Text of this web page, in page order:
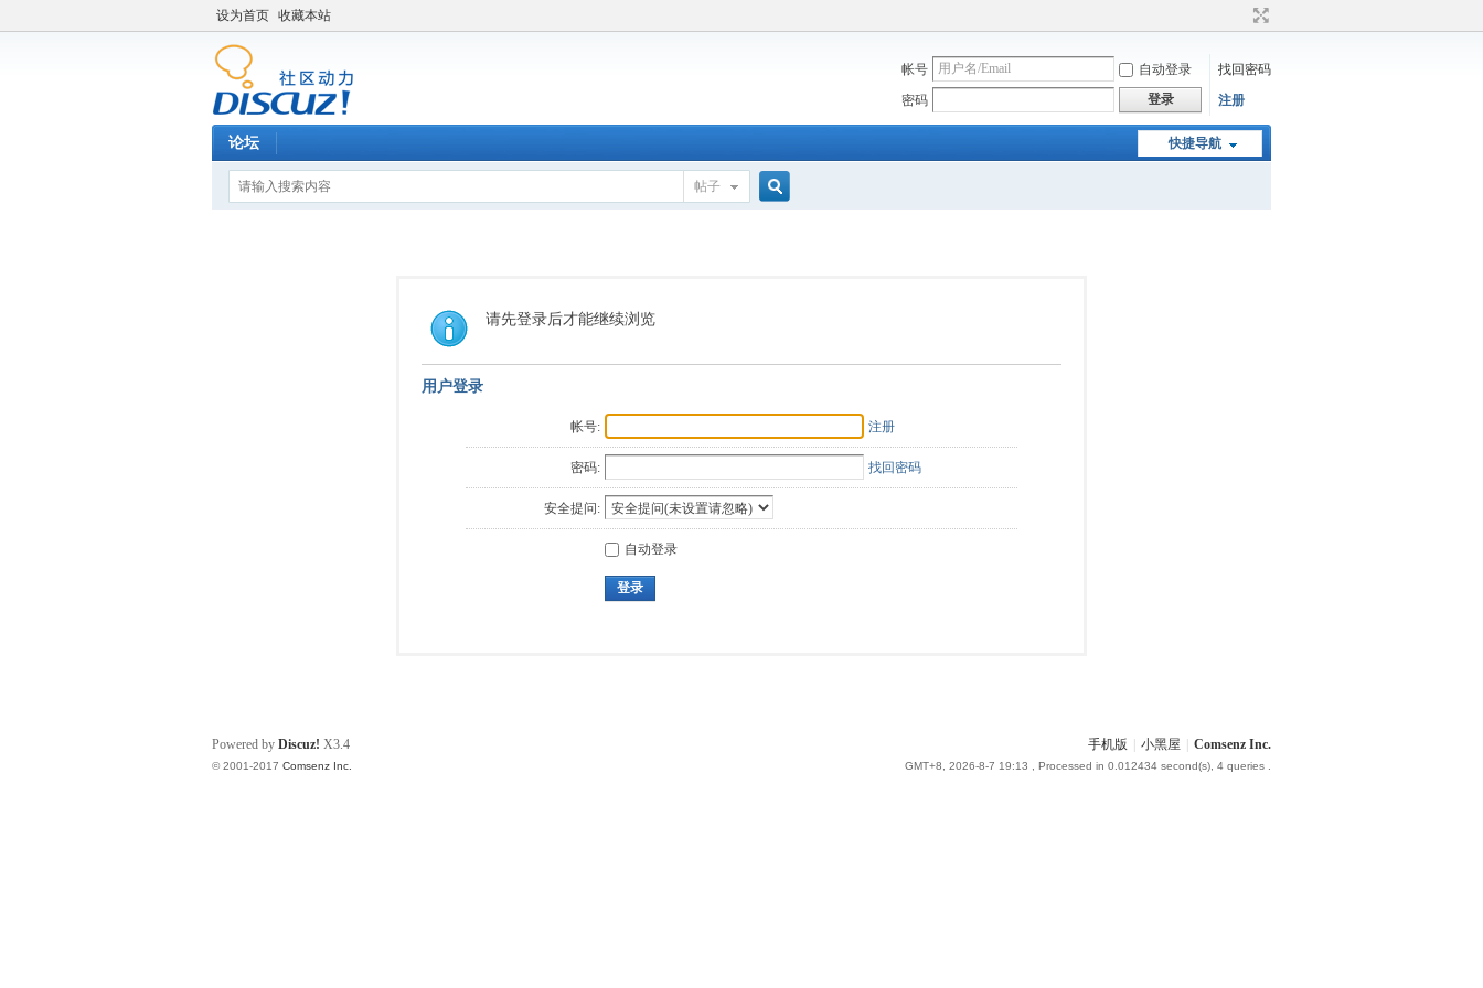
设为首页 收藏本站
帐号 自动登录
找回密码
密码
登录 注册
快捷导航
论坛
帖子
请先登录后才能继续浏览
用户登录
帐号: 注册
密码: 找回密码
安全提问:
自动登录
登录
手机版 小黑屋 Comsenz Inc.
GMT+8, 2026-8-7 19:13 , Processed in 0.012434 second(s), 4 queries .
Powered by Discuz! X3.4
© 2001-2017 Comsenz Inc.